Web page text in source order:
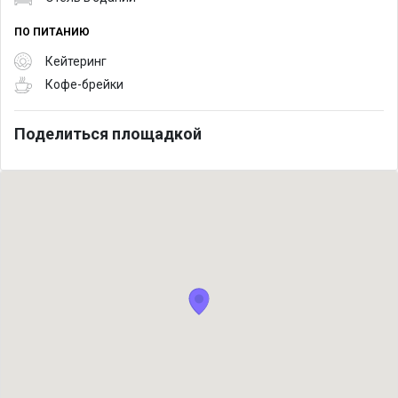
ПО ПИТАНИЮ
Кейтеринг
Кофе-брейки
Поделиться площадкой